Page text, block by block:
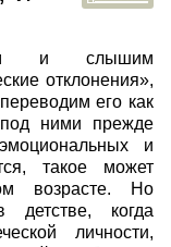
и слышим
отклонения»,
его как
ними прежде
и
такое может
возрасте. Но
детстве, когда
личности,